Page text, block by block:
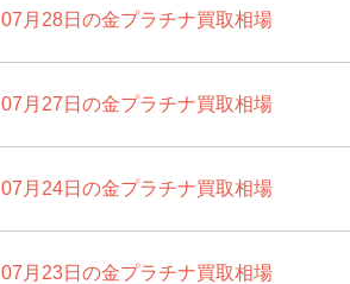
07月28日の金プラチナ買取相場
07月27日の金プラチナ買取相場
07月24日の金プラチナ買取相場
07月23日の金プラチナ買取相場